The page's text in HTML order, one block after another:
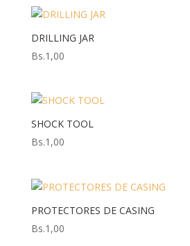
DRILLING JAR
Bs.1,00
SHOCK TOOL
Bs.1,00
PROTECTORES DE CASING
Bs.1,00